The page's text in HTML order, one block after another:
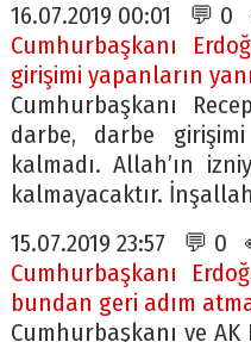
16.07.2019 00:01 💬 0
Cumhurbaşkanı
girişimi yapanların
Cumhurbaşkanı
darbe, darbe
kalmadı. Allah’ın
kalmayacaktır.
15.07.2019 23:57 💬 0
Cumhurbaşkanı
bundan geri adım
Cumhurbaşkanı ve AK